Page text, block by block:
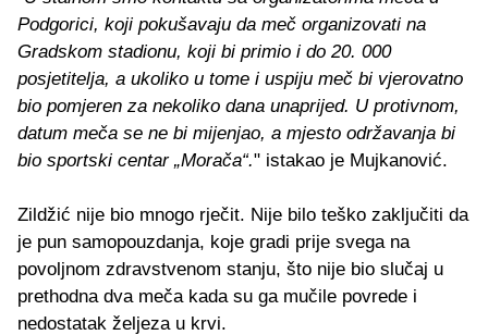
Podgorici, koji pokušavaju da meč organizovati na
Gradskom stadionu, koji bi primio i do 20. 000
posjetitelja, a ukoliko u tome i uspiju meč bi vjerovatno
bio pomjeren za nekoliko dana unaprijed. U protivnom,
datum meča se ne bi mijenjao, a mjesto održavanja bi
bio sportski centar „Morača“." istakao je Mujkanović.
Zildžić nije bio mnogo rječit. Nije bilo teško zaključiti da
je pun samopouzdanja, koje gradi prije svega na
povoljnom zdravstvenom stanju, što nije bio slučaj u
prethodna dva meča kada su ga mučile povrede i
nedostatak željeza u krvi.